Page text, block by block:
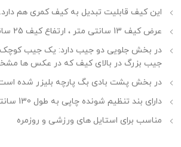
این کیف قابلیت تبدیل به کیف کمری هم دارد.
عرض کیف 13 سانتی متر ، ارتفاع کیف 25 سانتی متر
در بخش جلویی دو جیب دارد: یک جیب
جیب بزرگ در بالای کیف که در عکس ها
در بخش پشت بادی بگ پارچه بلیزر شده
دارای بند تنظیم شونده چاپی به طول 130 سانتی متر
مناسب برای استایل های ورزشی و روزمره